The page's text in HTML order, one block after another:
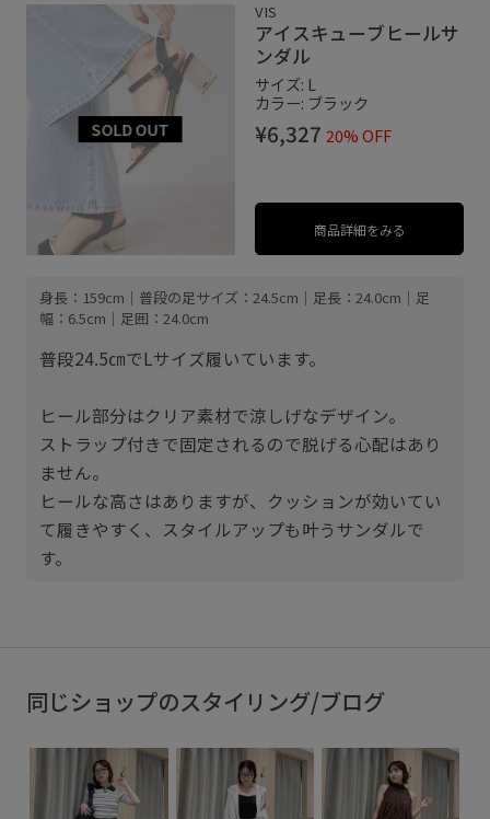
VIS
アイスキューブヒールサ
ンダル
サイズ: L
カラー: ブラック
¥6,327 20% OFF
商品詳細をみる
身長：159cm｜普段の足サイズ：24.5cm｜足長：24.0cm｜足
幅：6.5cm｜足囲：24.0cm
普段24.5㎝でLサイズ履いています。
ヒール部分はクリア素材で涼しげなデザイン。
ストラップ付きで固定されるので脱げる心配はあり
ません。
ヒールな高さはありますが、クッションが効いてい
て履きやすく、スタイルアップも叶うサンダルで
す。
同じショップのスタイリング/ブログ